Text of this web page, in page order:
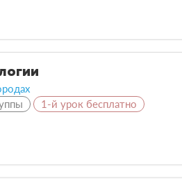
1-й урок бесплатно